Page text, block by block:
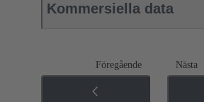
Kommersiella data
Föregående Nästa